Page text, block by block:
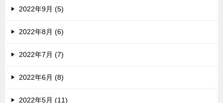
2022年9月 (5)
2022年8月 (6)
2022年7月 (7)
2022年6月 (8)
2022年5月 (11)